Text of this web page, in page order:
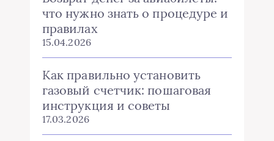
что нужно знать о процедуре и
правилах
15.04.2026
Как правильно установить
газовый счетчик: пошаговая
инструкция и советы
17.03.2026